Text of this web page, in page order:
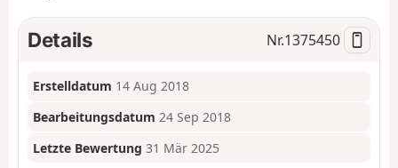
Details Nr.1375450
Erstelldatum 14 Aug 2018
Bearbeitungsdatum 24 Sep 2018
Letzte Bewertung 31 Mär 2025